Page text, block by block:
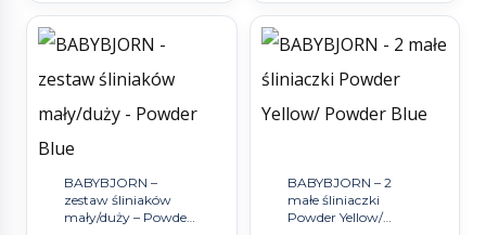
BABYBJORN –
zestaw śliniaków
mały/duży – Powder
BABYBJORN – 2
małe śliniaczki
Powder Yellow/